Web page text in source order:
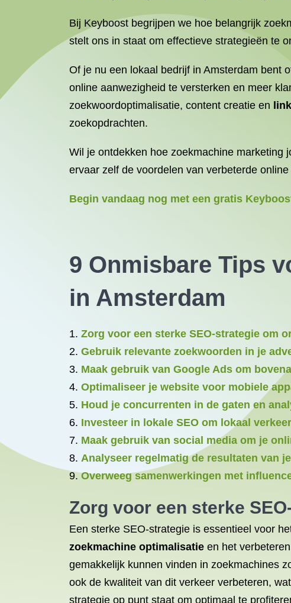
Bij Keyboost begrijpen we hoe belangrijk
stelt ons in staat om effectieve strategieën te
Of je nu een lokaal bedrijf in Amsterdam bent
online aanwezigheid te versterken en meer
zoekwoordoptimalisatie, content creatie en
zoekopdrachten.
Wil je ontdekken hoe zoekmachine marketing
ervaar zelf de voordelen van verbeterde
Begin vandaag nog met een gratis
9 Onmisbare Tips
in Amsterdam
Zorg voor een sterke SEO-strategie om
Gebruik relevante zoekwoorden in je
Maak gebruik van Google Ads om
Optimaliseer je website voor mobiele
Houd je concurrenten in de gaten en
Investeer in lokale SEO om lokaal
Maak gebruik van social media om je
Analyseer regelmatig de resultaten van
Overweeg samenwerkingen met
Zorg voor een sterke
Een sterke SEO-strategie is essentieel voor
zoekmachine optimalisatie en het
gemakkelijk kunnen vinden in zoekmachines
ook de kwaliteit van dit verkeer verbeteren,
strategie op punt staat om optimaal te